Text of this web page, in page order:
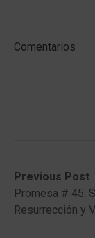
Comentarios
Post
navigation
Previous Post
Previous
post:Promesa # 45:
Resurrección y
Next
post: